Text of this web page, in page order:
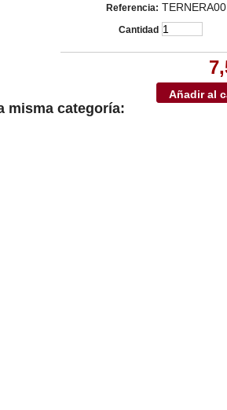
Referencia:
Cantidad
misma categoría: